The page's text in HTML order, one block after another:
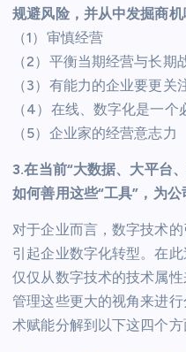
规避风险，并从中发掘商机
（1）审慎经营
（2）平衡当期经营与长
（3）有能力的企业要更
（4）在线、数字化是一个
（5）企业家的经营意志力
3.在当前“大数据、大平台
如何善用这些“工具”，为
对于企业而言，数字技术
引起企业数字化转型。在
仅仅从数字技术的技术属
管理这些更大的视角来进
术赋能分解到以下这四个方